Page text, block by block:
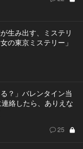
生み出す、ミステリ
の東京ミステリー」
？」バレンタイン当
絡したら、ありえな
25